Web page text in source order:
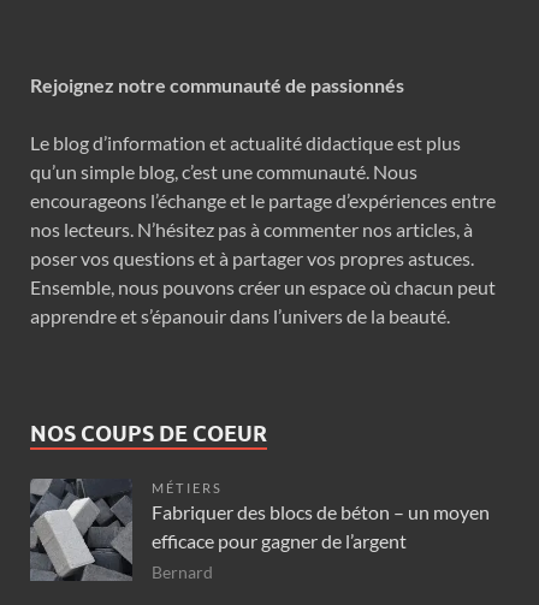
Rejoignez notre communauté de passionnés
Le blog d’information et actualité didactique est plus
qu’un simple blog, c’est une communauté. Nous
encourageons l’échange et le partage d’expériences entre
nos lecteurs. N’hésitez pas à commenter nos articles, à
poser vos questions et à partager vos propres astuces.
Ensemble, nous pouvons créer un espace où chacun peut
apprendre et s’épanouir dans l’univers de la beauté.
NOS COUPS DE COEUR
MÉTIERS
Fabriquer des blocs de béton – un moyen
efficace pour gagner de l’argent
Bernard